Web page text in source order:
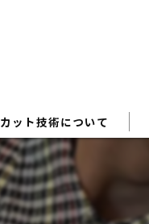
カット技術について